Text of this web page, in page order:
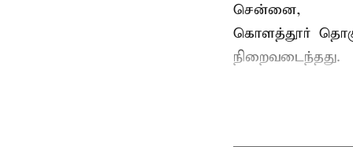
சென்னை,
கொளத்தூர்
நிறைவடைந்தது.